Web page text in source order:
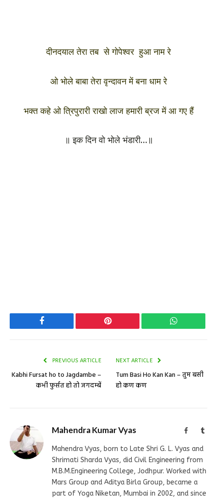
दीनदयाल तेरा तब से गोपेश्वर हुआ नाम रे
ओ भोले बाबा तेरा वृन्दावन में बना धाम रे
भक्त कहे ओ त्रिपुरारी राखो लाज हमारी ब्रज में आ गए हैं
॥ इक दिन वो भोले भंडारी…॥
Facebook Pinterest WhatsApp
PREVIOUS ARTICLE
Kabhi Fursat ho to Jagdambe –
कभी फुर्सत हो तो जगदम्बें
NEXT ARTICLE
Tum Basi Ho Kan Kan – तुम बसी
हो कण कण
Mahendra Kumar Vyas Facebook
Mahendra Vyas, born to Late Shri G. L. Vyas and
Shrimati Sharda Vyas, did Civil Engineering from
M.B.M.Engineering College, Jodhpur. Worked with
Mars Group and Aditya Birla Group, became a
part of Yoga Niketan, Mumbai in 2002, and since